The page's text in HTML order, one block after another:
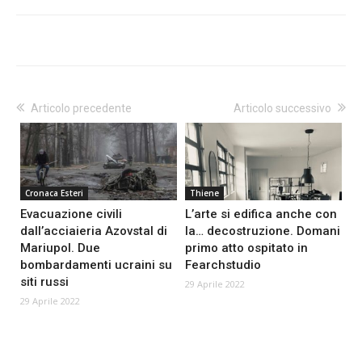
Articolo precedente
Cronaca Esteri
Evacuazione civili
dall’acciaieria Azovstal di
Mariupol. Due
bombardamenti ucraini su
siti russi
29 Aprile 2022
Articolo successivo
Thiene
L’arte si edifica anche con
la… decostruzione. Domani
primo atto ospitato in
Fearchstudio
29 Aprile 2022